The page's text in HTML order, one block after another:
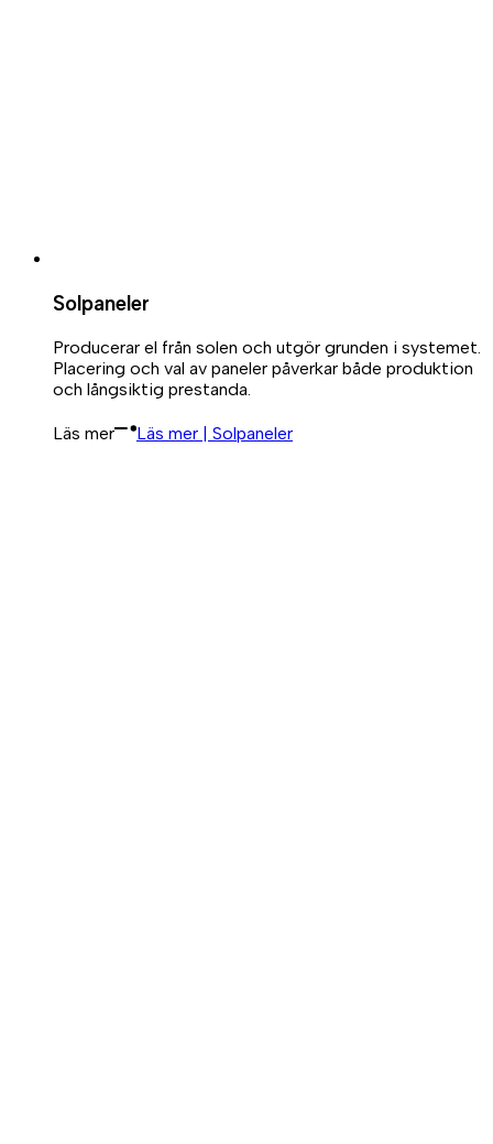
Solpaneler
Producerar el från solen och utgör grunden i systemet.
Placering och val av paneler påverkar både produktion
och långsiktig prestanda.
Läs mer Läs mer | Solpaneler